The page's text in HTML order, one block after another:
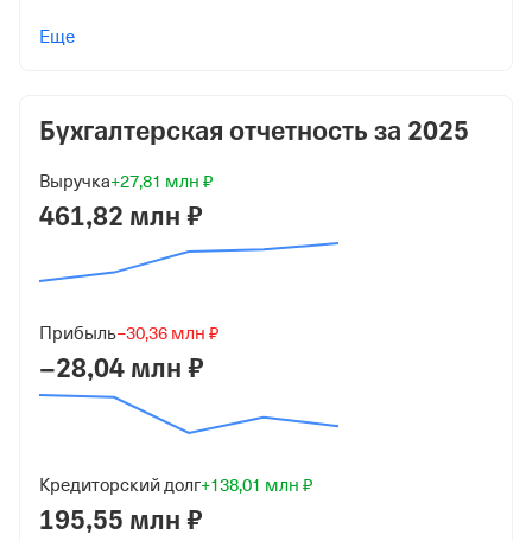
Средний бизнес
Дата регистрации
9 февраля 2016
Краткое название
Юридический адрес
295000, Респ Крым, Белогорский р-н, село Тургенево,
ул Ленина, д 2
9109017200
ОГРН
Еще
Бухгалтерская отчетность за 2025
Выручка+27,81 млн ₽
461,82 млн ₽
Прибыль−30,36 млн ₽
−28,04 млн ₽
Кредиторский долг+138,01 млн ₽
195,55 млн ₽